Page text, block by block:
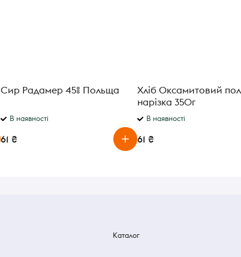
Сир Радамер 45% Польща
В наявності
61 ₴
Хліб Оксамитовий
нарізка 350г
В наявності
61 ₴
Каталог